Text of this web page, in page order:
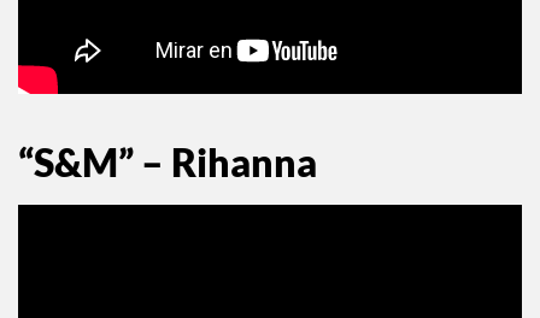
“S&M” – Rihanna